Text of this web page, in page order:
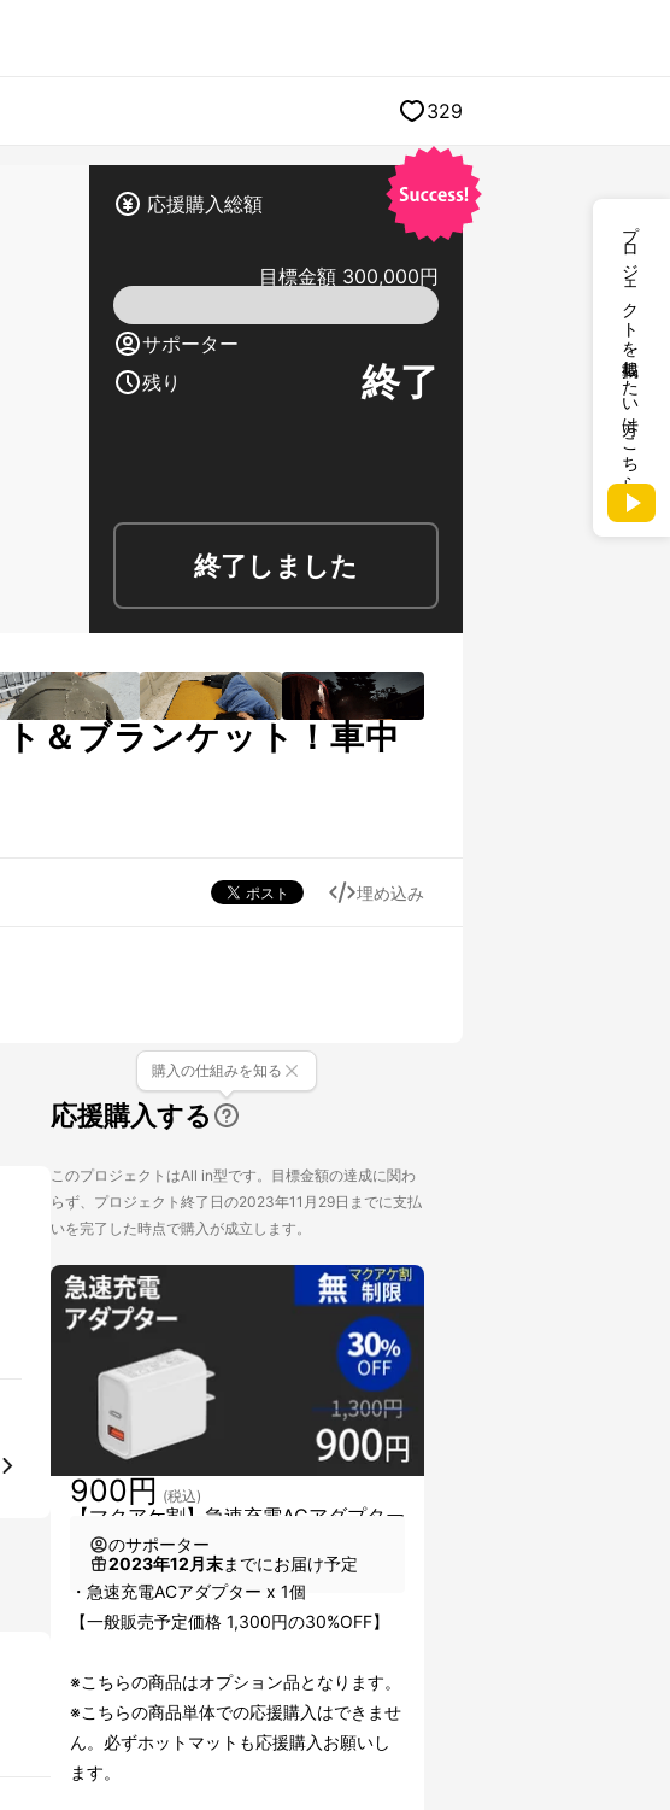
プロジェクトを掲載したい方はこちら
329
応援購入総額
目標金額 300,000円
サポーター
残り
終了
終了しました
＆ブランケット！車中
埋め込み
応援購入する
購入の仕組みを知る
このプロジェクトはAll in型です。目標金額の達成に関わ
らず、プロジェクト終了日の2023年11月29日までに支払
いを完了した時点で購入が成立します。
【マクアケ割】急速充電ACアダプター
900円 (税込)
のサポーター
2023年12月末までにお届け予定
・急速充電ACアダプター x 1個
【一般販売予定価格 1,300円の30%OFF】
※こちらの商品はオプション品となります。
※こちらの商品単体での応援購入はできませ
ん。必ずホットマットも応援購入お願いし
ます。